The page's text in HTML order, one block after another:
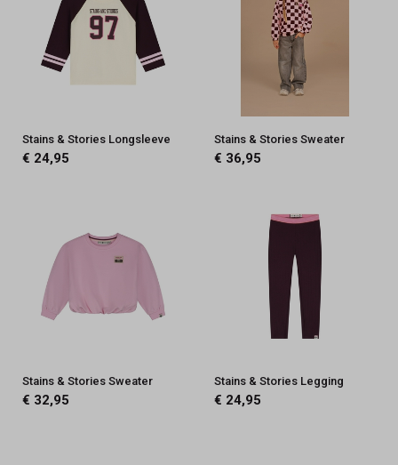
Stains & Stories Longsleeve
€ 24,95
Stains & Stories Sweater
€ 36,95
Stains & Stories Sweater
€ 32,95
Stains & Stories Legging
€ 24,95